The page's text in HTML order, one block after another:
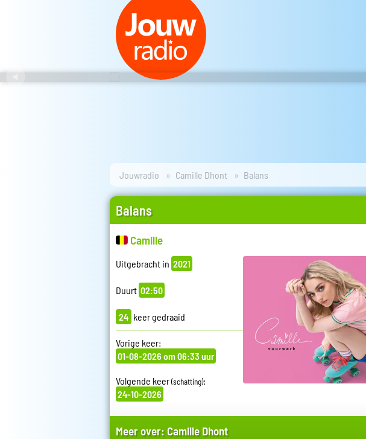
Jouwradio Camille Dhont Balans
Balans
Camille
Uitgebracht in 2021
Duurt 02:50
24 keer gedraaid
Vorige keer:
01-08-2026 om 06:33 uur
Volgende keer(schatting):
24-10-2026
Meer over: Camille Dhont